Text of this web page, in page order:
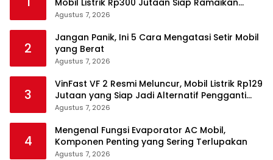
Mobil Listrik Rp300 Jutaan Siap Ramaikan
Pasar EV
Agustus 7, 2026
2
Jangan Panik, Ini 5 Cara Mengatasi Setir Mobil
yang Berat
Agustus 7, 2026
3
VinFast VF 2 Resmi Meluncur, Mobil Listrik Rp129
Jutaan yang Siap Jadi Alternatif Pengganti
Motor
Agustus 7, 2026
4
Mengenal Fungsi Evaporator AC Mobil,
Komponen Penting yang Sering Terlupakan
Agustus 7, 2026